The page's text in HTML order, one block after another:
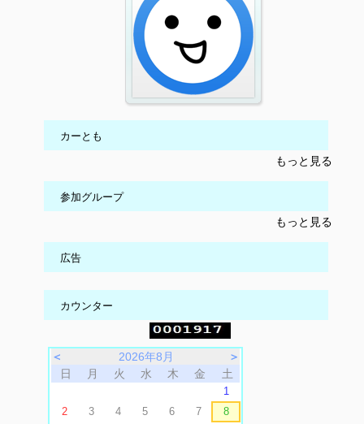
カーとも
もっと見る
参加グループ
もっと見る
広告
カウンター
＜ 2026年8月
＞
日
月 火 水 木 金 土
1
2
3 4 5 6 7
8